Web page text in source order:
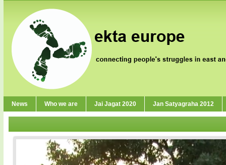
News Who we are Jai Jagat 2020 Jan Satyagraha 2012